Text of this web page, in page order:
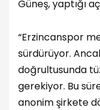
Güneş, yaptığı
“Erzincanspor
sürdürüyor.
doğrultusunda
gerekiyor. Bu
anonim şirkete